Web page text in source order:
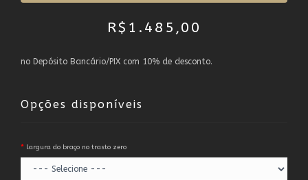
R$1.485,00
no Depósito Bancário/PIX com 10% de desconto.
Opções disponíveis
largura do braço no trasto zero